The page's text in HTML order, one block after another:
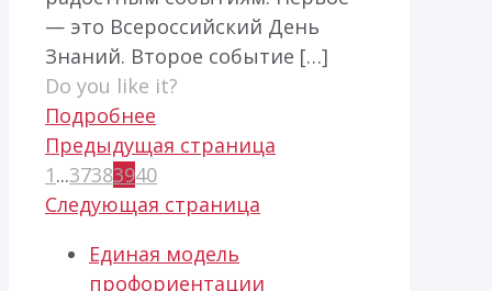
— это Всероссийский День
Знаний. Второе событие […]
Do you like it?
Подробнее
Предыдущая страница
1...37383940
Следующая страница
Единая модель
профориентации